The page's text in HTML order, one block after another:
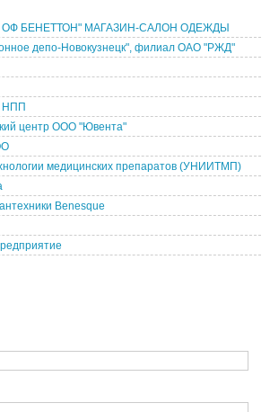
БЕНЕТТОН" МАГАЗИН-САЛОН ОДЕЖДЫ
депо-Новокузнецк", филиал ОАО "РЖД"
центр ООО "Ювента"
медицинских препаратов (УНИИТМП)
Benesque